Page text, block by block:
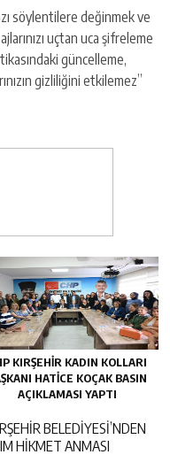
söylentilere değinmek ve
uçtan uca şifreleme
güncelleme,
gizliliğini etkilemez”
KIRŞEHİR KADIN KOLLARI
HATİCE KOÇAK BASIN
AÇIKLAMASI YAPTI